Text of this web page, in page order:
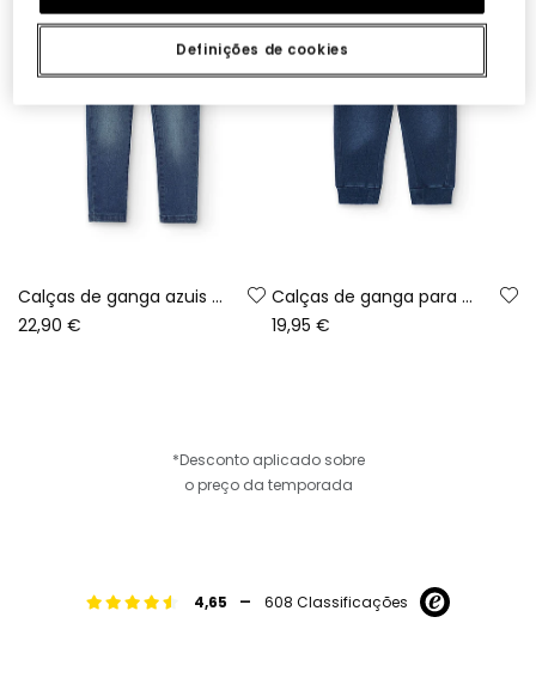
Calças de ganga azuis para menino
22,90 €
Calças de ganga para menino azul
19,95 €
*Desconto aplicado sobre
o preço da temporada
4,65 - 608 Classificações
Definições de cookies